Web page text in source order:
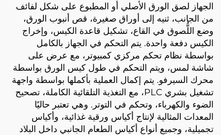
الجهاز لصق الورق الأصلي أو المطبوع على شكل لفائف
من الجانب، ثنيه إلى أوراق صغيرة، قص أنبوب الورق،
وضع اللُّصوق في القاع، تشكيل قاعدة الكيس، وإخراج
الكيس دفعة واحدة. يتم التحكم في الجهاز بالكامل
بواسطة نظام تحكم مركزي كمبيوتر، مع عرض على
شاشة لمس، ويتم التحكم في طول كيس الورق بواسطة
محرك السيرفو. يتم إكمال العملية بأكملها بواسطة واجهة
تشغيل بشري PLC، مع التغذية التلقائية الكاملة، تصحيح
الضوء والكهرباء، وتحكم في التوتر. وهي تعتبر حاليًا
المعدات المثالية لإنتاج أكياس ورقية غذائية، وأكياس
تجميلية، وجميع أنواع أكياس الطعام الجانبي داخل البلاد